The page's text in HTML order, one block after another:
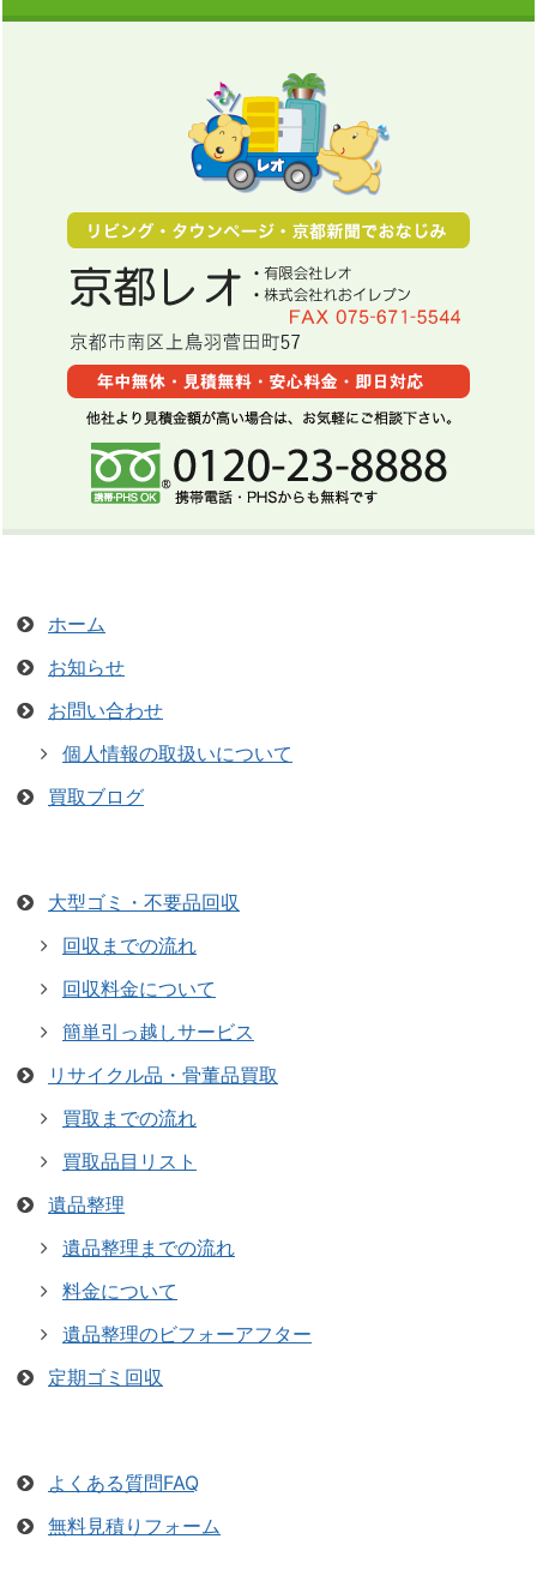
京都レオではお客様の大切な
いただきます。親切丁寧に対
応致します。
まずは無料見積りから！電話
お気軽にご依頼下さい。
京都府京都市南区久世橋通大宮下ル東
電話番号：0120-23-8888
ホーム
お知らせ
お問い合わせ
個人情報の取扱いについて
買取ブログ
大型ゴミ・不要品回収
回収までの流れ
回収料金について
簡単引っ越しサービス
リサイクル品・骨董品買取
買取までの流れ
買取品目リスト
遺品整理
遺品整理までの流れ
料金について
遺品整理のビフォーアフター
定期ゴミ回収
よくある質問FAQ
無料見積りフォーム